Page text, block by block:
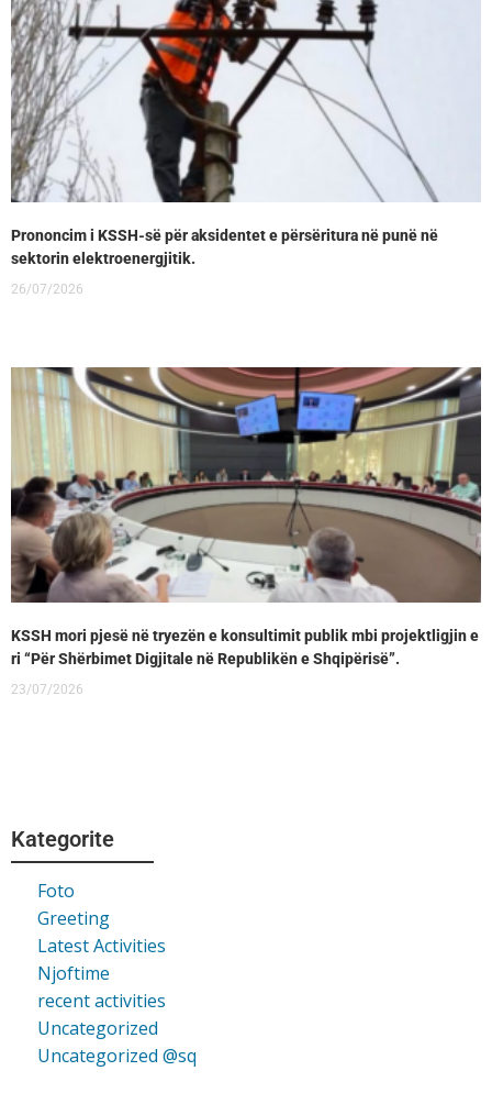
Prononcim i KSSH-së për aksidentet e përsëritura në punë në
sektorin elektroenergjitik.
26/07/2026
KSSH mori pjesë në tryezën e konsultimit publik mbi projektligjin e
ri “Për Shërbimet Digjitale në Republikën e Shqipërisë”.
23/07/2026
Kategorite
Foto
Greeting
Latest Activities
Njoftime
recent activities
Uncategorized
Uncategorized @sq